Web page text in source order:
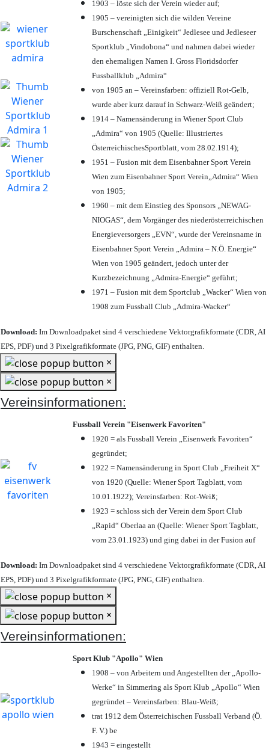
1903 – löste sich der Verein wieder auf;
1905 – vereinigten sich die wilden Vereine
Burschenschaft „Einigkeit“ Jedlesee und Jedleseer
Sportklub „Vindobona“ und nahmen dabei wieder
den ehemaligen Namen I. Gross Floridsdorfer
Fussballklub „Admira“
von 1905 an – Vereinsfarben: offiziell Rot-Gelb,
wurde aber kurz darauf in Schwarz-Weiß geändert;
1914 – Namensänderung in Wiener Sport Club
„Admira“ von 1905 (Quelle: Illustriertes
ÖsterreichischesSportblatt, vom 28.02.1914);
1951 – Fusion mit dem Eisenbahner Sport Verein
Wien zum Eisenbahner Sport Verein„Admira“ Wien
von 1905;
1960 – mit dem Einstieg des Sponsors „NEWAG-
NIOGAS“, dem Vorgänger des niederösterreichischen
Energieversorgers „EVN“, wurde der Vereinsname in
Eisenbahner Sport Verein „Admira – N.Ö. Energie“
Wien von 1905 geändert, jedoch unter der
Kurzbezeichnung „Admira-Energie“ geführt;
1971 – Fusion mit dem Sportclub „Wacker“ Wien von
1908 zum Fussball Club „Admira-Wacker“
Download: Im Downloadpaket sind 4 verschiedene Vektorgrafikformate (CDR, AI
EPS, PDF) und 3 Pixelgrafikformate (JPG, PNG, GIF) enthalten.
×
×
Vereinsinformationen:
Fussball Verein "Eisenwerk Favoriten"
1920 = als Fussball Verein „Eisenwerk Favoriten“
gegründet;
1922 = Namensänderung in Sport Club „Freiheit X“
von 1920 (Quelle: Wiener Sport Tagblatt, vom
10.01.1922); Vereinsfarben: Rot-Weiß;
1923 = schloss sich der Verein dem Sport Club
„Rapid“ Oberlaa an (Quelle: Wiener Sport Tagblatt,
vom 23.01.1923) und ging dabei in der Fusion auf
Download: Im Downloadpaket sind 4 verschiedene Vektorgrafikformate (CDR, AI
EPS, PDF) und 3 Pixelgrafikformate (JPG, PNG, GIF) enthalten.
×
×
Vereinsinformationen:
Sport Klub "Apollo" Wien
1908 – von Arbeitern und Angestellten der „Apollo-
Werke“ in Simmering als Sport Klub „Apollo“ Wien
gegründet – Vereinsfarben: Blau-Weiß;
trat 1912 dem Österreichischen Fussball Verband (Ö.
F. V.) be
1943 = eingestellt